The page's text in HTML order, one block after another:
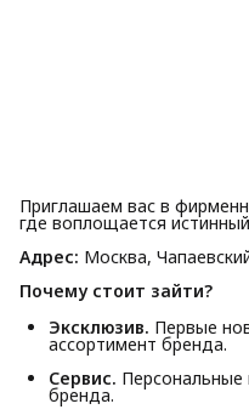
Приглашаем вас в
где воплощается
Адрес: Москва,
Почему стоит зайти?
Эксклюзив. Первые
ассортимент бренда.
Сервис. Персональные
бренда.